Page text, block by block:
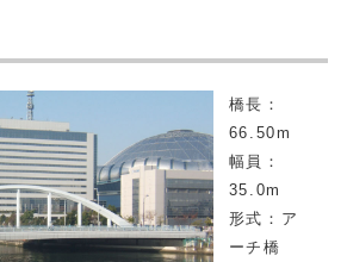
橋長：
66.50m
幅員：
35.0m
形式：ア
ーチ橋